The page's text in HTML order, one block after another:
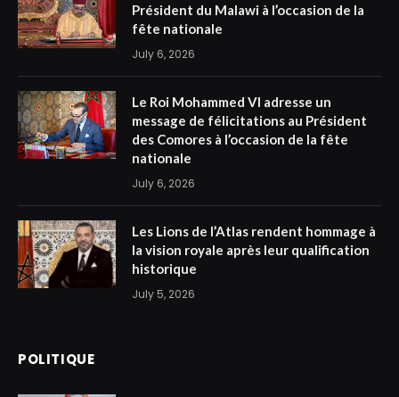
Président du Malawi à l’occasion de la
fête nationale
July 6, 2026
Le Roi Mohammed VI adresse un
message de félicitations au Président
des Comores à l’occasion de la fête
nationale
July 6, 2026
Les Lions de l’Atlas rendent hommage à
la vision royale après leur qualification
historique
July 5, 2026
POLITIQUE